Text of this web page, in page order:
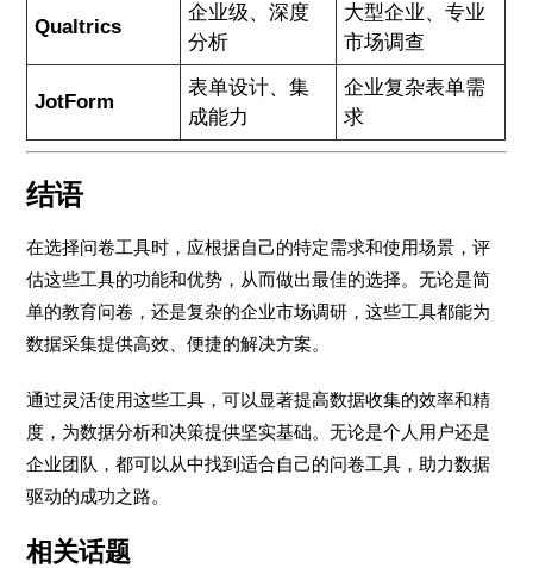
Qualtrics
企业级、深度
分析
大型企业、专业
市场调查
JotForm
表单设计、集
成能力
企业复杂表单需
求
结语
在选择问卷工具时，应根据自己的特定需求和使用场景，评
估这些工具的功能和优势，从而做出最佳的选择。无论是简
单的教育问卷，还是复杂的企业市场调研，这些工具都能为
数据采集提供高效、便捷的解决方案。
通过灵活使用这些工具，可以显著提高数据收集的效率和精
度，为数据分析和决策提供坚实基础。无论是个人用户还是
企业团队，都可以从中找到适合自己的问卷工具，助力数据
驱动的成功之路。
相关话题